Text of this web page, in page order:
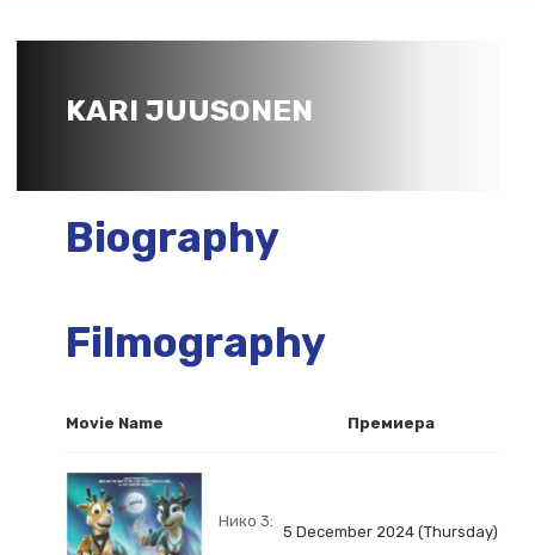
KARI JUUSONEN
Biography
Filmography
Movie Name Премиера
Нико 3:
5 December 2024 (Thursday)